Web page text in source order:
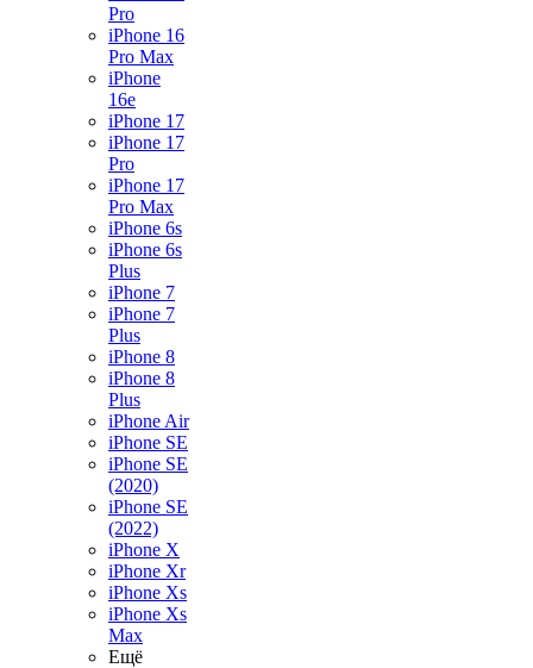
Pro
iPhone 16
Pro Max
iPhone
16e
iPhone 17
iPhone 17
Pro
iPhone 17
Pro Max
iPhone 6s
iPhone 6s
Plus
iPhone 7
iPhone 7
Plus
iPhone 8
iPhone 8
Plus
iPhone Air
iPhone SE
iPhone SE
(2020)
iPhone SE
(2022)
iPhone X
iPhone Xr
iPhone Xs
iPhone Xs
Max
Ещё